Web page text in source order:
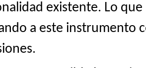
existente. Lo que
a este instrumento